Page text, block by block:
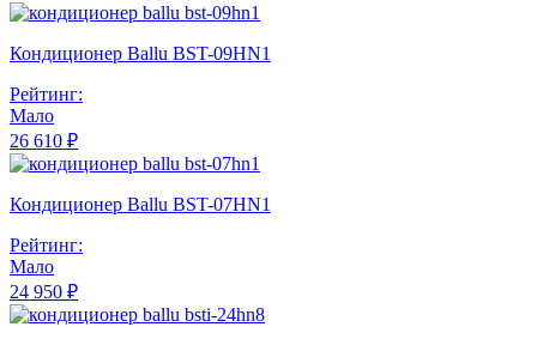
Кондиционер Ballu BST-09HN1
Рейтинг:
Мало
26 610 ₽
Кондиционер Ballu BST-07HN1
Рейтинг:
Мало
24 950 ₽